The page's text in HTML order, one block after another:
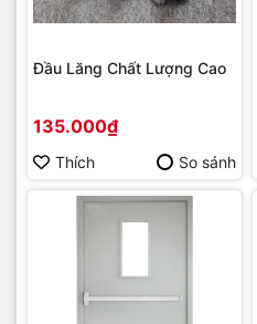
Đầu Lăng Chất Lượng Cao
135.000₫
Thích So sánh